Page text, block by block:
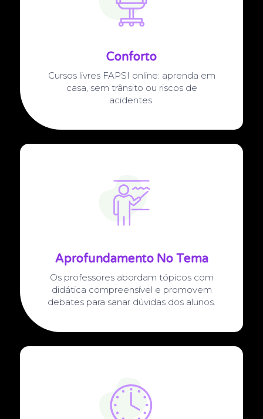
Conforto
Cursos livres FAPSI online: aprenda em
casa, sem trânsito ou riscos de
acidentes.
Aprofundamento No Tema
Os professores abordam tópicos com
didática compreensível e promovem
debates para sanar dúvidas dos alunos.